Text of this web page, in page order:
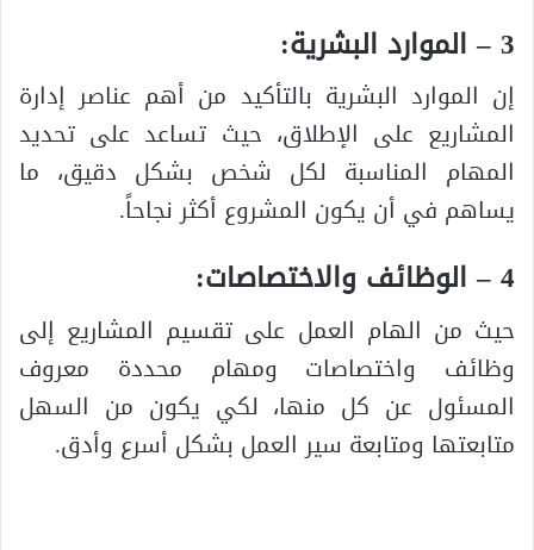
3 – الموارد البشرية:
إن الموارد البشرية بالتأكيد من أهم عناصر إدارة
المشاريع على الإطلاق، حيث تساعد على تحديد
المهام المناسبة لكل شخص بشكل دقيق، ما
يساهم في أن يكون المشروع أكثر نجاحاً.
4 – الوظائف والاختصاصات:
حيث من الهام العمل على تقسيم المشاريع إلى
وظائف واختصاصات ومهام محددة معروف
المسئول عن كل منها، لكي يكون من السهل
متابعتها ومتابعة سير العمل بشكل أسرع وأدق.